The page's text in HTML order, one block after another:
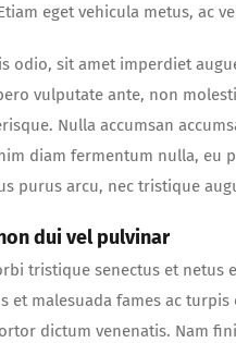
eget vehicula metus, ac
odio, sit amet imperdiet
vulputate ante, non
Nulla accumsan
diam fermentum nulla, eu
purus arcu, nec tristique
dui vel pulvinar
tristique senectus et netus
et malesuada fames ac
dictum venenatis. Nam